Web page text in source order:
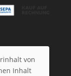
von
Inhalt